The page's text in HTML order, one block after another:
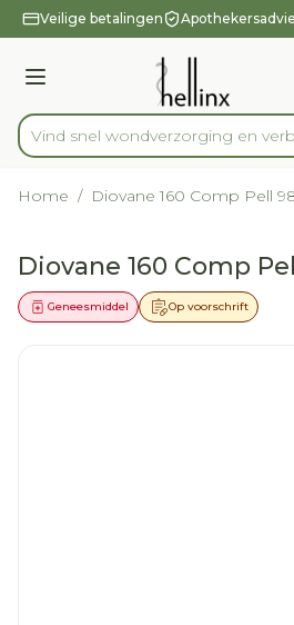
Ga naar de inhoud
1 van 1
Veilige betalingen
Menu
Product, merk, categorie...
Vind snel wondverzorging en
Home / Diovane 160 Comp Pell
Diovane 160 Comp
Op voorschrift
Geneesmiddel